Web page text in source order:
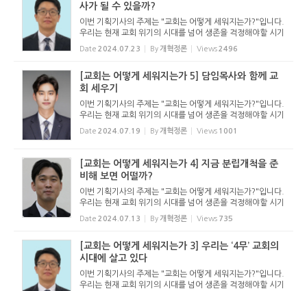
사가 될 수 있을까?
이번 기획기사의 주제는 "교회는 어떻게 세워지는가?"입니다.
우리는 현재 교회 위기의 시대를 넘어 생존을 걱정해야할 시기
로 접어들었습니다. 저출산 문제와 고령화 사회, 그리고 복음
전도의 위축은 교회의 생존마저 위협하고 있습니다. 하지만 그
Date 2024.07.23 By 개혁정론 Views2496
[교회는 어떻게 세워지는가 5] 담임목사와 함께 교
회 세우기
이번 기획기사의 주제는 "교회는 어떻게 세워지는가?"입니다.
우리는 현재 교회 위기의 시대를 넘어 생존을 걱정해야할 시기
로 접어들었습니다. 저출산 문제와 고령화 사회, 그리고 복음
전도의 위축은 교회의 생존마저 위협하고 있습니다. 하지만 그
Date 2024.07.19 By 개혁정론 Views 1001
[교회는 어떻게 세워지는가 4] 지금 분립개척을 준
비해 보면 어떨까?
이번 기획기사의 주제는 "교회는 어떻게 세워지는가?"입니다.
우리는 현재 교회 위기의 시대를 넘어 생존을 걱정해야할 시기
로 접어들었습니다. 저출산 문제와 고령화 사회, 그리고 복음
전도의 위축은 교회의 생존마저 위협하고 있습니다. 하지만 그
Date 2024.07.13 By 개혁정론 Views 735
[교회는 어떻게 세워지는가 3] 우리는 ‘4무’ 교회의
시대에 살고 있다
이번 기획기사의 주제는 "교회는 어떻게 세워지는가?"입니다.
우리는 현재 교회 위기의 시대를 넘어 생존을 걱정해야할 시기